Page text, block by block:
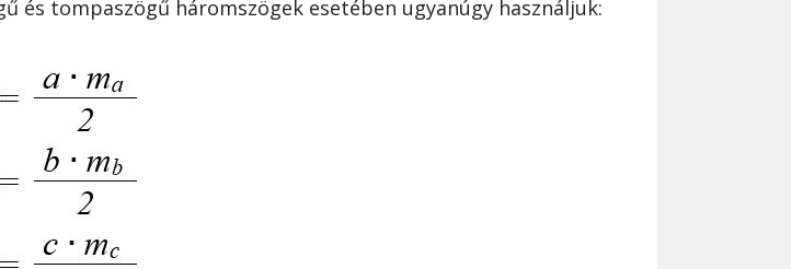
és tompaszögű háromszögek esetében ugyanúgy használjuk: